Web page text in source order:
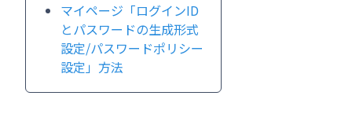
マイページ「ログインID
とパスワードの生成形式
設定/パスワードポリシー
設定」方法